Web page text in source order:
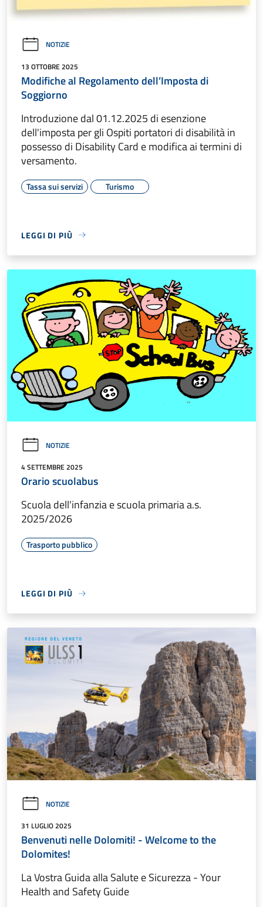
NOTIZIE
13 OTTOBRE 2025
Modifiche al Regolamento dell’Imposta di
Soggiorno
Introduzione dal 01.12.2025 di esenzione
dell'imposta per gli Ospiti portatori di disabilità in
possesso di Disability Card e modifica ai termini di
versamento.
Tassa sui servizi Turismo
LEGGI DI PIÙ
NOTIZIE
4 SETTEMBRE 2025
Orario scuolabus
Scuola dell'infanzia e scuola primaria a.s.
2025/2026
Trasporto pubblico
LEGGI DI PIÙ
NOTIZIE
31 LUGLIO 2025
Benvenuti nelle Dolomiti! - Welcome to the
Dolomites!
La Vostra Guida alla Salute e Sicurezza - Your
Health and Safety Guide